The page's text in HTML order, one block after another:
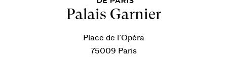
Palais Garnier
Place de l’Opéra
75009 Paris